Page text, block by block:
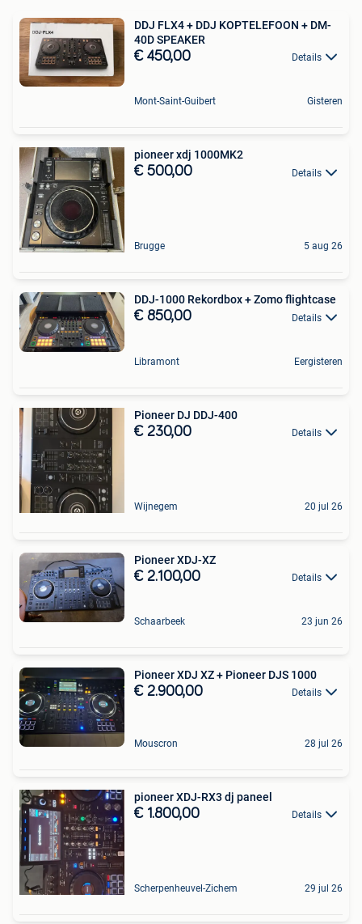
DDJ FLX4 + DDJ KOPTELEFOON + DM-
40D SPEAKER
€ 450,00 Details
Mont-Saint-Guibert Gisteren
pioneer xdj 1000MK2
€ 500,00 Details
Brugge 5 aug 26
DDJ-1000 Rekordbox + Zomo flightcase
€ 850,00 Details
Libramont Eergisteren
Pioneer DJ DDJ-400
€ 230,00 Details
Wijnegem 20 jul 26
Pioneer XDJ-XZ
€ 2.100,00 Details
Schaarbeek 23 jun 26
Pioneer XDJ XZ + Pioneer DJS 1000
€ 2.900,00 Details
Mouscron 28 jul 26
pioneer XDJ-RX3 dj paneel
€ 1.800,00 Details
Scherpenheuvel-Zichem 29 jul 26